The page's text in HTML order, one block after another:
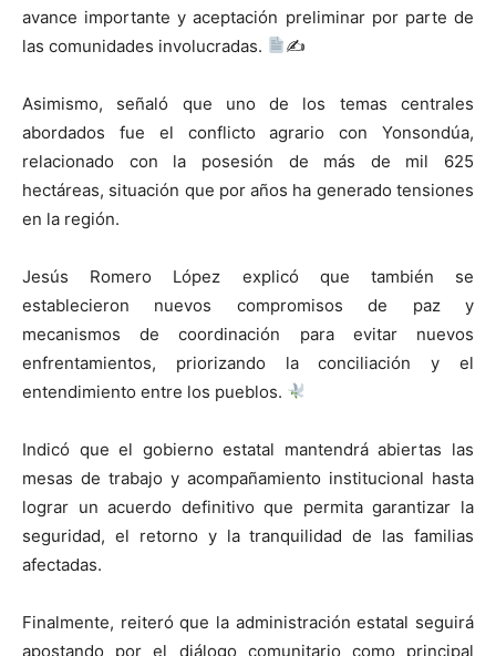
avance importante y aceptación preliminar por parte de
las comunidades involucradas.
✍
Asimismo, señaló que uno de los temas centrales
abordados fue el conflicto agrario con Yonsondúa,
relacionado con la posesión de más de mil 625
hectáreas, situación que por años ha generado tensiones
en la región.
Jesús Romero López explicó que también se
establecieron nuevos compromisos de paz y
mecanismos de coordinación para evitar nuevos
enfrentamientos, priorizando la conciliación y el
entendimiento entre los pueblos.
Indicó que el gobierno estatal mantendrá abiertas las
mesas de trabajo y acompañamiento institucional hasta
lograr un acuerdo definitivo que permita garantizar la
seguridad, el retorno y la tranquilidad de las familias
afectadas.
Finalmente, reiteró que la administración estatal seguirá
apostando por el diálogo comunitario como principal